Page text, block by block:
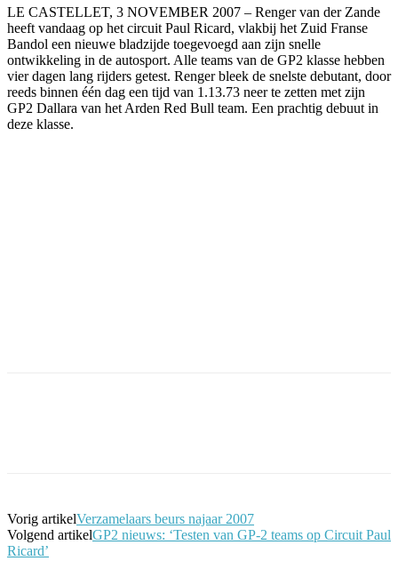
LE CASTELLET, 3 NOVEMBER 2007 – Renger van der Zande
heeft vandaag op het circuit Paul Ricard, vlakbij het Zuid Franse
Bandol een nieuwe bladzijde toegevoegd aan zijn snelle
ontwikkeling in de autosport. Alle teams van de GP2 klasse hebben
vier dagen lang rijders getest. Renger bleek de snelste debutant, door
reeds binnen één dag een tijd van 1.13.73 neer te zetten met zijn
GP2 Dallara van het Arden Red Bull team. Een prachtig debuut in
deze klasse.
Vorig artikelVerzamelaars beurs najaar 2007
Volgend artikelGP2 nieuws: ‘Testen van GP-2 teams op Circuit Paul
Ricard’